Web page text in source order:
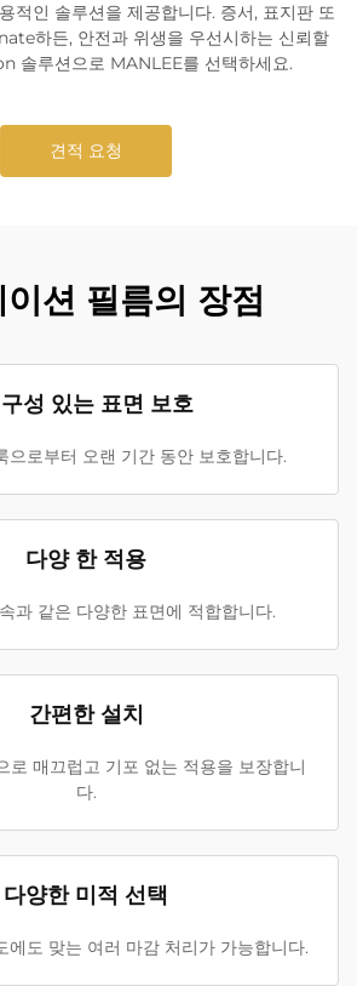
적인 솔루션을 제공합니다. 증서, 표지판 또
하든, 안전과 위생을 우선시하는 신뢰할
솔루션으로 MANLEE를 선택하세요.
견적 요청
션 필름의 장점
성 있는 표면 보호
으로부터 오랜 기간 동안 보호합니다.
다양 한 적용
과 같은 다양한 표면에 적합합니다.
간편한 설치
로 매끄럽고 기포 없는 적용을 보장합니
다.
다양한 미적 선택
에도 맞는 여러 마감 처리가 가능합니다.